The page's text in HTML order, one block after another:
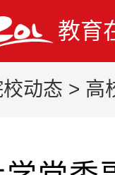
教育
校动态 > 高